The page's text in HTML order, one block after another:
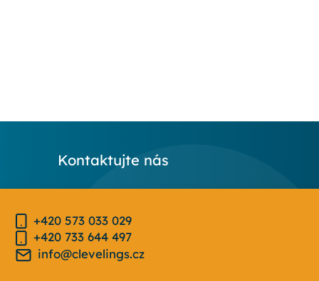
Kontaktujte nás
+420 573 033 029
+420 733 644 497
info@clevelings.cz